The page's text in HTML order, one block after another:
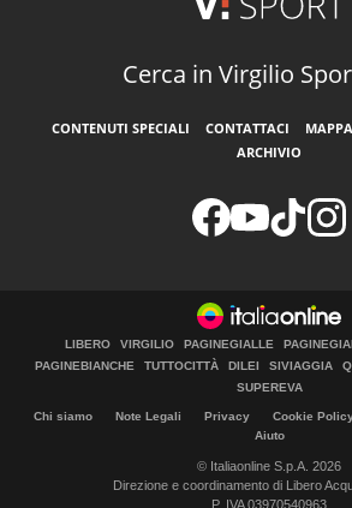
Cerca in Virgilio
CONTENUTI SPECIALI CONTATTACI
ARCHIVIO
LIBERO VIRGILIO PAGINEGIALLE
PAGINEBIANCHE
TUTTOCITTÀ DILEI SIVIAGGIA
SUPEREVA
Chi siamo Note Legali Privacy Cookie
Aiuto
© Italiaonline S.p.A. 2026
Direzione e coordinamento di Libero
P. IVA 03970540963